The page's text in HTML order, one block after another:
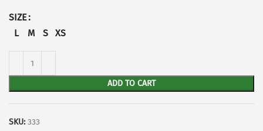
SIZE
L
M S XS
ADD TO CART
SKU:333